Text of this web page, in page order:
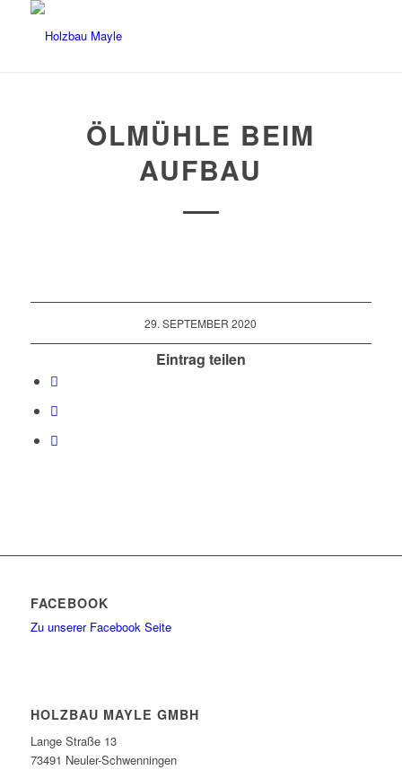
ÖLMÜHLE BEIM
AUFBAU
29. SEPTEMBER 2020
Eintrag teilen
FACEBOOK
Zu unserer Facebook Seite
HOLZBAU MAYLE GMBH
Lange Straße 13
73491 Neuler-Schwenningen